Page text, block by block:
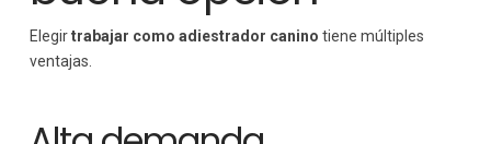
Elegirtrabajar como adiestrador canino tiene múltiples
ventajas.